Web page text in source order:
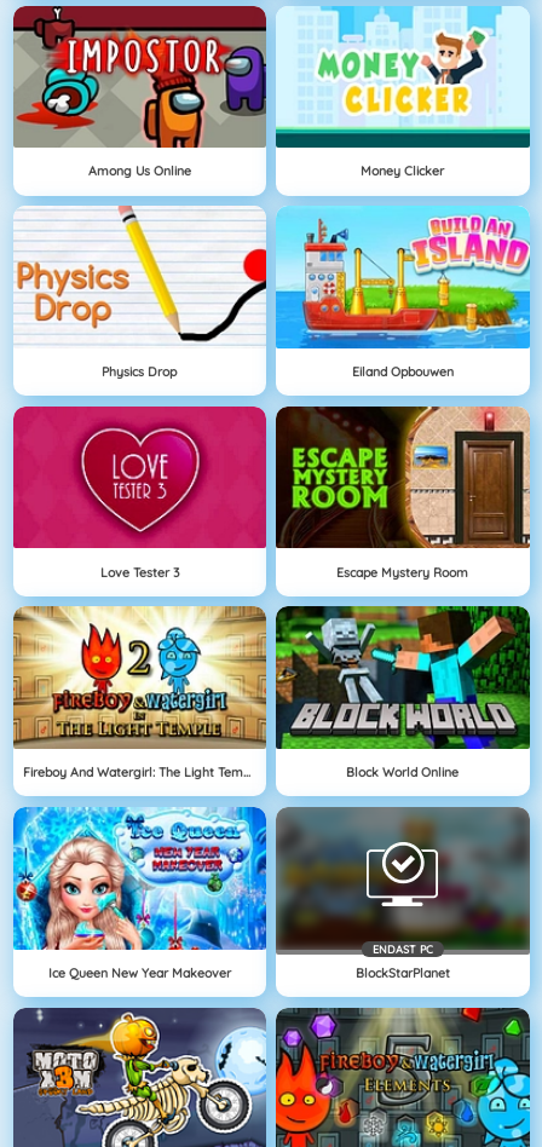
Among Us Online Money Clicker
Physics Drop Eiland Opbouwen
Love Tester 3 Escape Mystery Room
Fireboy And Watergirl: The Light Temple Block World Online
Ice Queen New Year Makeover
ENDAST PC
BlockStarPlanet